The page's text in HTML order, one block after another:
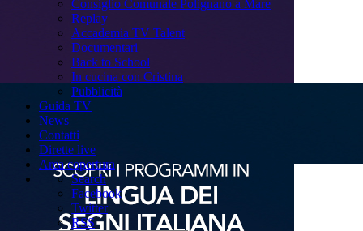
Consiglio Comunale Polignano a Mare
Replay
Accademia TV Talent
Documentari
Back to School
In cucina con Cristina
Pubblicità
Guida TV
News
Contatti
Dirette live
Area copertura
Search
Facebook
Twitter
RSS